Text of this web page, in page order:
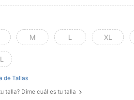
M L XL
de Tallas
talla? Dime cuál es tu talla